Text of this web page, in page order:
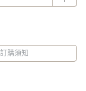
訂購須知